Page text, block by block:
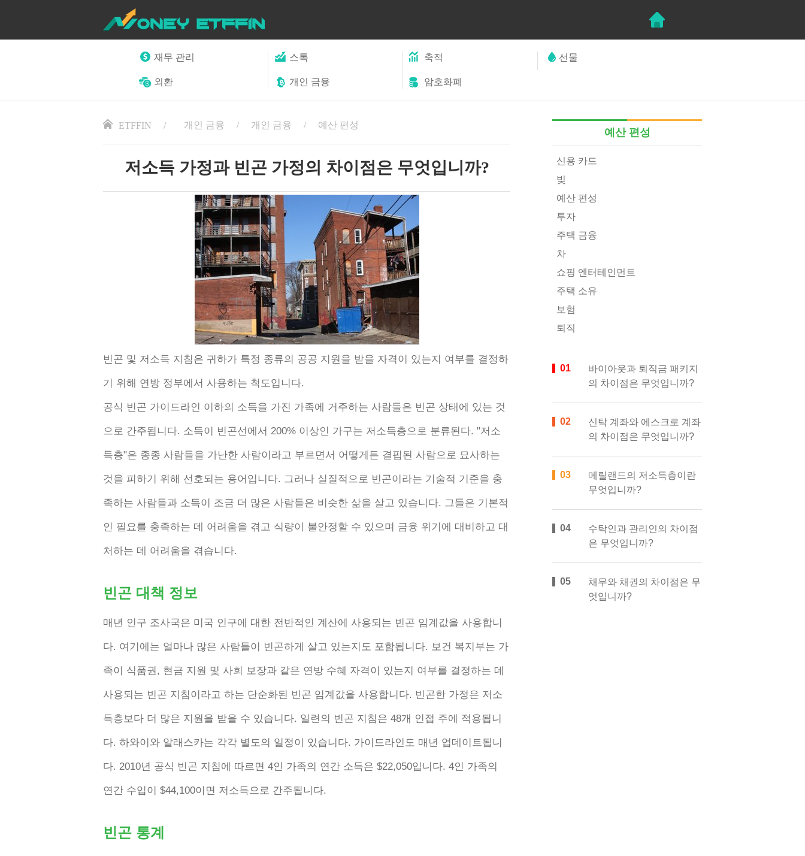
재무 관리 스톡 축적 선물
외환 개인 금융 암호화폐
ETFFIN 개인 금융 개인 금융 예산 편성
저소득 가정과 빈곤 가정의 차이점은 무엇입니까?
빈곤 및 저소득 지침은 귀하가 특정 종류의 공공 지원을 받을 자격이 있는지 여부를 결정하
기 위해 연방 정부에서 사용하는 척도입니다.
공식 빈곤 가이드라인 이하의 소득을 가진 가족에 거주하는 사람들은 빈곤 상태에 있는 것
으로 간주됩니다. 소득이 빈곤선에서 200% 이상인 가구는 저소득층으로 분류된다. "저소
득층"은 종종 사람들을 가난한 사람이라고 부르면서 어떻게든 결핍된 사람으로 묘사하는
것을 피하기 위해 선호되는 용어입니다. 그러나 실질적으로 빈곤이라는 기술적 기준을 충
족하는 사람들과 소득이 조금 더 많은 사람들은 비슷한 삶을 살고 있습니다. 그들은 기본적
인 필요를 충족하는 데 어려움을 겪고 식량이 불안정할 수 있으며 금융 위기에 대비하고 대
처하는 데 어려움을 겪습니다.
빈곤 대책 정보
매년 인구 조사국은 미국 인구에 대한 전반적인 계산에 사용되는 빈곤 임계값을 사용합니
다. 여기에는 얼마나 많은 사람들이 빈곤하게 살고 있는지도 포함됩니다. 보건 복지부는 가
족이 식품권, 현금 지원 및 사회 보장과 같은 연방 수혜 자격이 있는지 여부를 결정하는 데
사용되는 빈곤 지침이라고 하는 단순화된 빈곤 임계값을 사용합니다. 빈곤한 가정은 저소
득층보다 더 많은 지원을 받을 수 있습니다. 일련의 빈곤 지침은 48개 인접 주에 적용됩니
다. 하와이와 알래스카는 각각 별도의 일정이 있습니다. 가이드라인도 매년 업데이트됩니
다. 2010년 공식 빈곤 지침에 따르면 4인 가족의 연간 소득은 $22,050입니다. 4인 가족의
연간 수입이 $44,100이면 저소득으로 간주됩니다.
빈곤 통계
예산 편성
신용 카드
빚
예산 편성
투자
주택 금융
차
쇼핑 엔터테인먼트
주택 소유
보험
퇴직
바이아웃과 퇴직금 패키지
의 차이점은 무엇입니까?
신탁 계좌와 에스크로 계좌
의 차이점은 무엇입니까?
메릴랜드의 저소득층이란
무엇입니까?
수탁인과 관리인의 차이점
은 무엇입니까?
채무와 채권의 차이점은 무
엇입니까?